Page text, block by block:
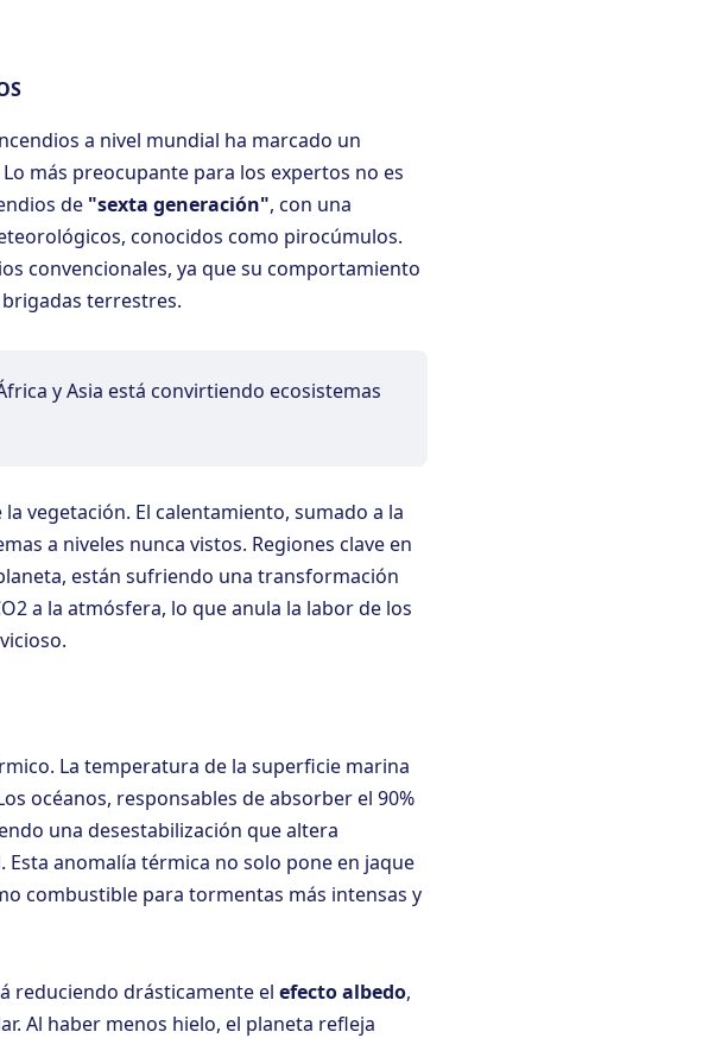
a nivel mundial ha marcado un
más preocupante para los expertos no es
de "sexta generación", con una
conocidos como pirocúmulos.
convencionales, ya que su comportamiento
terrestres.
y Asia está convirtiendo ecosistemas
vegetación. El calentamiento, sumado a la
a niveles nunca vistos. Regiones clave en
están sufriendo una transformación
a la atmósfera, lo que anula la labor de los
La temperatura de la superficie marina
océanos, responsables de absorber el 90%
una desestabilización que altera
anomalía térmica no solo pone en jaque
combustible para tormentas más intensas y
reduciendo drásticamente el efecto albedo,
Al haber menos hielo, el planeta refleja